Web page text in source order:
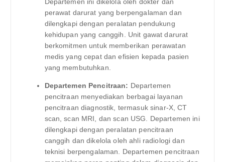
Departemen ini dikelola oleh dokter dan
perawat darurat yang berpengalaman dan
dilengkapi dengan peralatan pendukung
kehidupan yang canggih. Unit gawat darurat
berkomitmen untuk memberikan perawatan
medis yang cepat dan efisien kepada pasien
yang membutuhkan.
Departemen Pencitraan: Departemen
pencitraan menyediakan berbagai layanan
pencitraan diagnostik, termasuk sinar-X, CT
scan, scan MRI, dan scan USG. Departemen ini
dilengkapi dengan peralatan pencitraan
canggih dan dikelola oleh ahli radiologi dan
teknisi berpengalaman. Departemen pencitraan